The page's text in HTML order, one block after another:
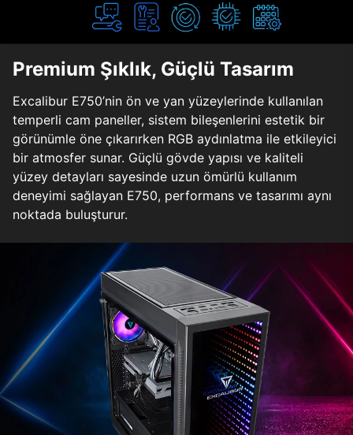
Premium Şıklık, Güçlü Tasarım
Excalibur E750’nin ön ve yan yüzeylerinde kullanılan
temperli cam paneller, sistem bileşenlerini estetik bir
görünümle öne çıkarırken RGB aydınlatma ile etkileyici
bir atmosfer sunar. Güçlü gövde yapısı ve kaliteli
yüzey detayları sayesinde uzun ömürlü kullanım
deneyimi sağlayan E750, performans ve tasarımı aynı
noktada buluşturur.